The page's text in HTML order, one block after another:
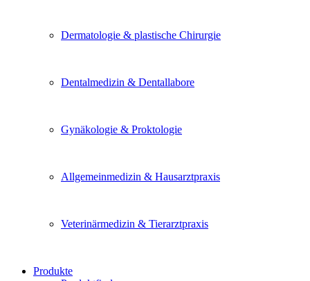
Dermatologie & plastische Chirurgie
Dentalmedizin & Dentallabore
Gynäkologie & Proktologie
Allgemeinmedizin & Hausarztpraxis
Veterinärmedizin & Tierarztpraxis
Produkte